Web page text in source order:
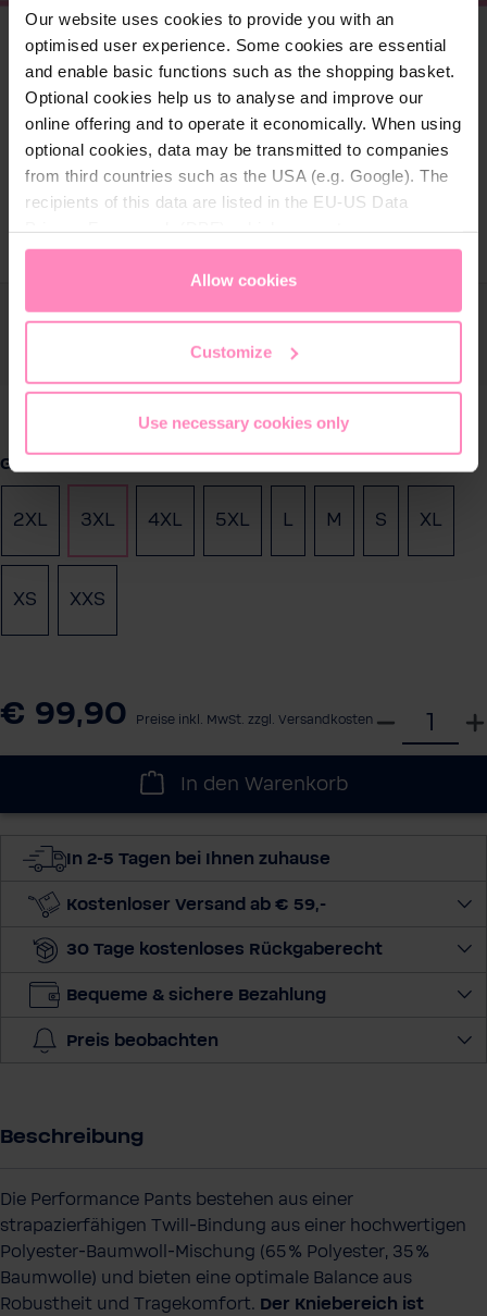
Our website uses cookies to provide you with an
optimised user experience. Some cookies are essential
and enable basic functions such as the shopping basket.
Optional cookies help us to analyse and improve our
online offering and to operate it economically. When using
optional cookies, data may be transmitted to companies
from third countries such as the USA (e.g. Google). The
recipients of this data are listed in the EU-US Data
appropriate level of data protection. You canaccept all
only allow necessary cookies
access and change your chosen setting at any time in
Allow cookies
Customize
Use necessary cookies only
Größe
2XL 3XL 4XL 5XL L M S XL
XS XXS
€ 99,90 Preise inkl. MwSt. zzgl. Versandkosten
W
e
e
g
In den Warenkorb
In 2-5 Tagen bei Ihnen zuhause
Kostenloser Versand ab € 59,-
30 Tage kostenloses Rückgaberecht
Bequeme & sichere Bezahlung
Preis beobachten
Beschreibung
Die Performance Pants bestehen aus einer
strapazierfähigen Twill‑Bindung aus einer hochwertigen
Polyester‑Baumwoll‑Mischung (65 % Polyester, 35 %
Baumwolle) und bieten eine optimale Balance aus
Robustheit und Tragekomfort. Der Kniebereich ist